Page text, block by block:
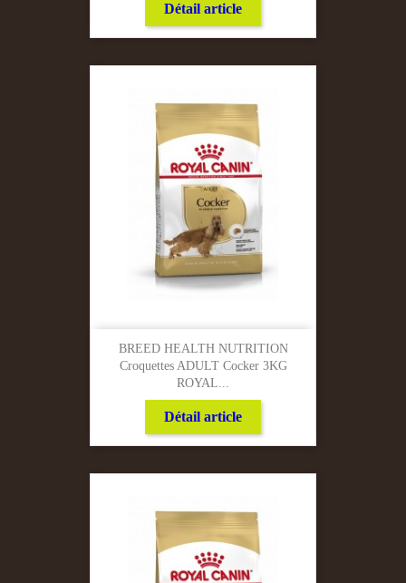
Détail article
BREED HEALTH NUTRITION
Croquettes ADULT Cocker 3KG
ROYAL...
Détail article